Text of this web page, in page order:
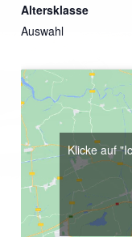
Altersklasse
Auswahl
Klicke auf